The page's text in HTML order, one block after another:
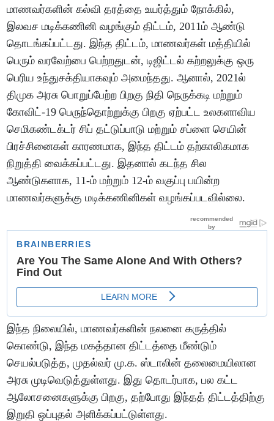
மாணவர்களின் கல்வி தரத்தை உயர்த்தும் நோக்கில்,
இலவச மடிக்கணினி வழங்கும் திட்டம், 2011ம் ஆண்டு
தொடங்கப்பட்டது. இந்த திட்டம், மாணவர்கள் மத்தியில்
பெரும் வரவேற்பை பெற்றதுடன், டிஜிட்டல் கற்றலுக்கு ஒரு
பெரிய உந்துசக்தியாகவும் அமைந்தது. ஆனால், 2021ல்
திமுக அரசு பொறுப்பேற்ற பிறகு நிதி நெருக்கடி மற்றும்
கோவிட்-19 பெருந்தொற்றுக்கு பிறகு ஏற்பட்ட உலகளாவிய
செமிகண்டக்டர் சிப் தட்டுப்பாடு மற்றும் சப்ளை செயின்
பிரச்சினைகள் காரணமாக, இந்த திட்டம் தற்காலிகமாக
நிறுத்தி வைக்கப்பட்டது. இதனால் கடந்த சில
ஆண்டுகளாக, 11-ம் மற்றும் 12-ம் வகுப்பு பயின்ற
மாணவர்களுக்கு மடிக்கணினிகள் வழங்கப்படவில்லை.
இந்த நிலையில், மாணவர்களின் நலனை கருத்தில்
கொண்டு, இந்த மகத்தான திட்டத்தை மீண்டும்
செயல்படுத்த, முதல்வர் மு.க. ஸ்டாலின் தலைமையிலான
அரசு முடிவெடுத்துள்ளது. இது தொடர்பாக, பல கட்ட
ஆலோசனைகளுக்கு பிறகு, தற்போது இந்தத் திட்டத்திற்கு
இறுதி ஒப்புதல் அளிக்கப்பட்டுள்ளது.